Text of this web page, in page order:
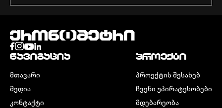
ᲜᲐᲕᲘᲒᲐᲪᲘᲐ
ᲛᲗᲐᲕᲐᲠᲘ
ᲛᲔᲓᲘᲐ
ᲙᲝᲜᲢᲐᲥᲢᲘ
ᲞᲠᲝᲔᲥᲢᲘ
ᲞᲠᲝᲔᲥᲢᲘᲡ ᲨᲔᲡᲐᲮᲔᲑ
ᲩᲕᲔᲜᲘ ᲣᲞᲘᲠᲐᲢᲔᲡᲝᲑᲔᲑᲘ
ᲛᲓᲔᲑᲐᲠᲔᲝᲑᲐ